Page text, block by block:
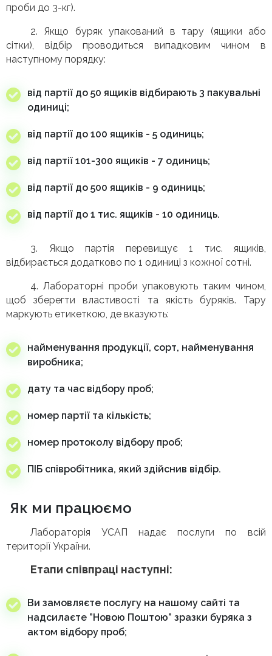
проби до 3-кг).
2. Якщо буряк упакований в тару (ящики або
сітки), відбір проводиться випадковим чином в
наступному порядку:
від партії до 50 ящиків відбирають 3 пакувальні
одиниці;
від партії до 100 ящиків - 5 одиниць;
від партії 101-300 ящиків - 7 одиниць;
від партії до 500 ящиків - 9 одиниць;
від партії до 1 тис. ящиків - 10 одиниць.
3. Якщо партія перевищує 1 тис. ящиків,
відбирається додатково по 1 одиниці з кожної сотні.
4. Лабораторні проби упаковують таким чином,
щоб зберегти властивості та якість буряків. Тару
маркують етикеткою, де вказують:
найменування продукції, сорт, найменування
виробника;
дату та час відбору проб;
номер партії та кількість;
номер протоколу відбору проб;
ПІБ співробітника, який здійснив відбір.
Як ми працюємо
Лабораторія УСАП надає послуги по всій
території України.
Етапи співпраці наступні:
Ви замовляєте послугу на нашому сайті та
надсилаєте ”Новою Поштою” зразки буряка з
актом відбору проб;